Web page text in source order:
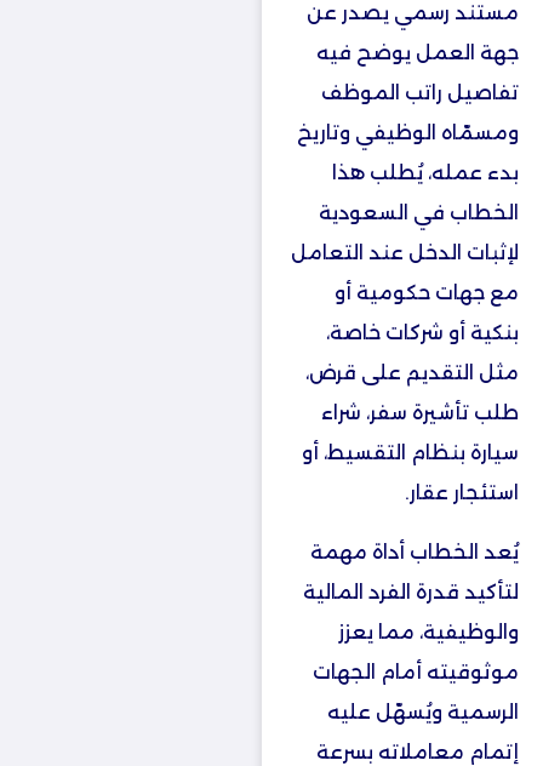
مستند رسمي يصدر عن
جهة العمل يوضح فيه
تفاصيل راتب الموظف
ومسمّاه الوظيفي وتاريخ
بدء عمله، يُطلب هذا
الخطاب في السعودية
لإثبات الدخل عند التعامل
مع جهات حكومية أو
بنكية أو شركات خاصة،
مثل التقديم على قرض،
طلب تأشيرة سفر، شراء
سيارة بنظام التقسيط، أو
استئجار عقار.
يُعد الخطاب أداة مهمة
لتأكيد قدرة الفرد المالية
والوظيفية، مما يعزز
موثوقيته أمام الجهات
الرسمية ويُسهّل عليه
إتمام معاملاته بسرعة